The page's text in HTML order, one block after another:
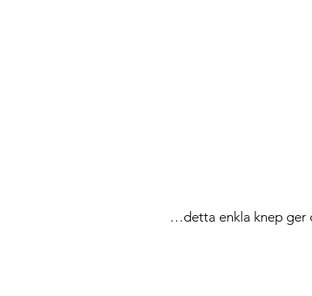
…detta enkla knep ger